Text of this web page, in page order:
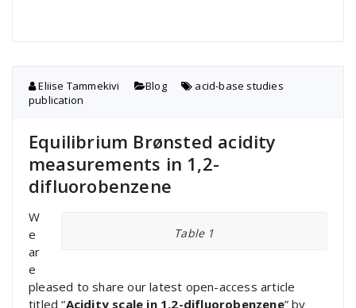
Eliise Tammekivi Blog acid-base studies
publication
Equilibrium Brønsted acidity
measurements in 1,2-
difluorobenzene
Table 1
W
e
ar
e
pleased to share our latest open-access article
titled “Acidity scale in 1,2-difluorobenzene” by